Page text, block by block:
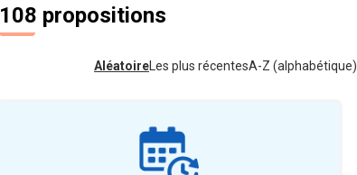
108 propositions
Aléatoire Les plus récentesA-Z (alphabétique)